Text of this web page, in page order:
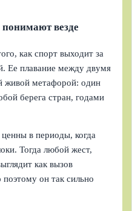
везде
как спорт выходит за
Ее плавание между двумя
живой метафорой: один
берега стран, годами
в периоды, когда
Тогда любой жест,
как вызов
он так сильно